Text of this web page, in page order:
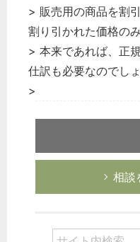
> 販売用の商品を割
割り引かれた価格の
> 本来であれば、正
仕訳も必要なのでし
>
相談